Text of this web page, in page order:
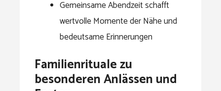
Gemeinsame Abendzeit schafft
wertvolle Momente der Nähe und
bedeutsame Erinnerungen
Familienrituale zu
besonderen Anlässen und